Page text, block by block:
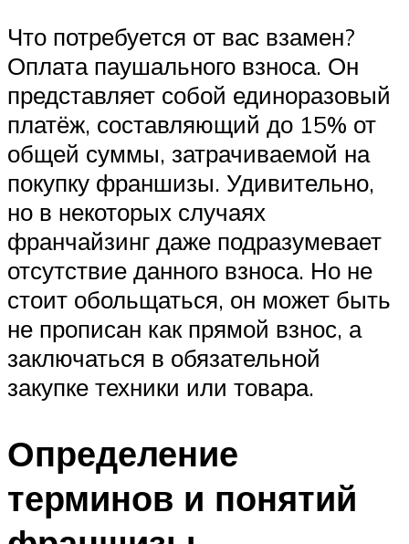
Что потребуется от вас взамен?
Оплата паушального взноса. Он
представляет собой единоразовый
платёж, составляющий до 15% от
общей суммы, затрачиваемой на
покупку франшизы. Удивительно,
но в некоторых случаях
франчайзинг даже подразумевает
отсутствие данного взноса. Но не
стоит обольщаться, он может быть
не прописан как прямой взнос, а
заключаться в обязательной
закупке техники или товара.
Определение
терминов и понятий